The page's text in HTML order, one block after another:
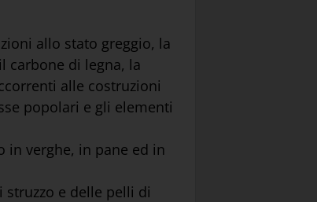
allo stato greggio, la
carbone di legna, la
alle costruzioni
popolari e gli elementi
in verghe, in pane ed in
struzzo e delle pelli di